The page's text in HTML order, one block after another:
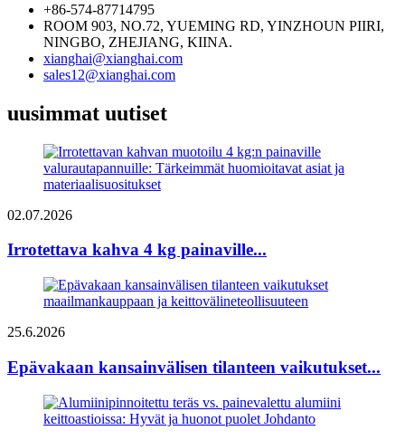
+86-574-87714795
ROOM 903, NO.72, YUEMING RD, YINZHOUN PIIRI,
NINGBO, ZHEJIANG, KIINA.
xianghai@xianghai.com
sales12@xianghai.com
uusimmat uutiset
02.07.2026
Irrotettava kahva 4 kg painaville...
25.6.2026
Epävakaan kansainvälisen tilanteen vaikutukset...